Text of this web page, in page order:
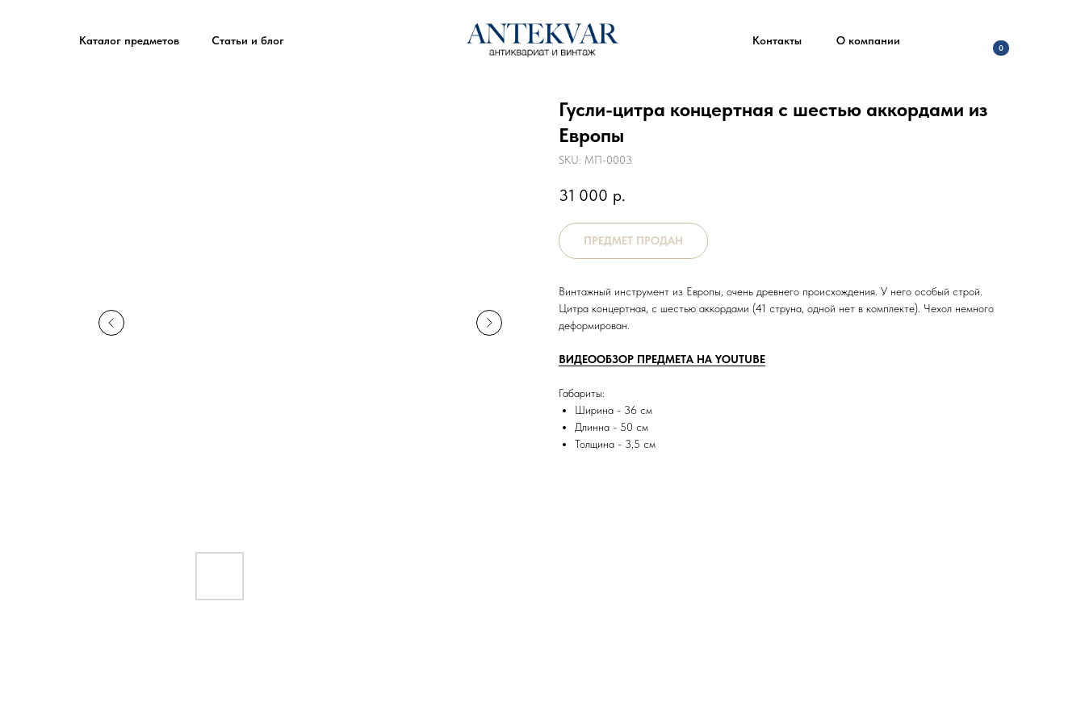
Каталог предметов Статьи и блог Контакты О компании
0
Гусли-цитра концертная с шестью аккордами из
Европы
SKU: МП-0003
31 000 р.
Винтажный инструмент из Европы, очень древнего происхождения. У него особый строй.
Цитра концертная, с шестью аккордами (41 струна, одной нет в комплекте). Чехол немного
деформирован.
ВИДЕООБЗОР ПРЕДМЕТА НА YOUTUBE
Габариты:
Ширина - 36 см
Длинна - 50 см
Толщина - 3,5 см